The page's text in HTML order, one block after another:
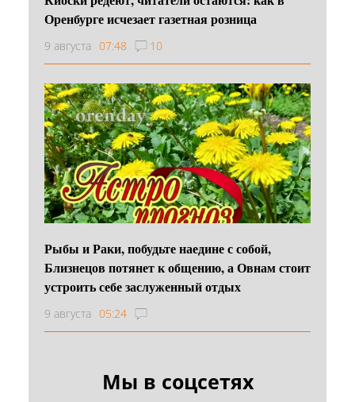
Оренбурге исчезает газетная розница
9 августа 07:48 10
Рыбы и Раки, побудьте наедине с собой,
Близнецов потянет к общению, а Овнам стоит
устроить себе заслуженный отдых
9 августа 05:24
Мы в соцсетях